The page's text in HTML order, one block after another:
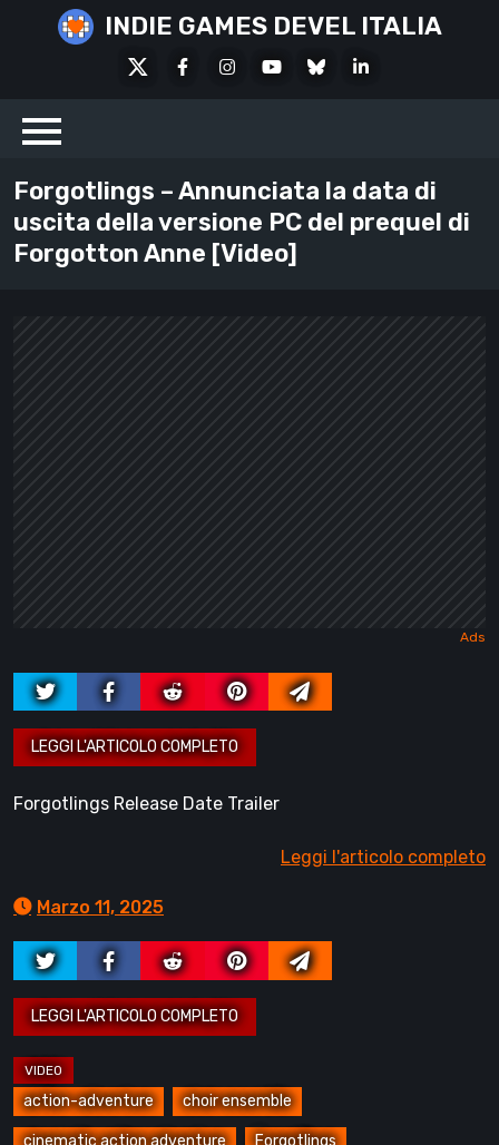
INDIE GAMES DEVEL ITALIA
FacebookInstagramYoutubeBlueskyLinkedIn
Forgotlings – Annunciata la data di
uscita della versione PC del prequel di
Forgotton Anne [Video]
Forgotlings Release Date Trailer
Leggi l'articolo completo
Marzo 11, 2025
action-adventure choir ensemble
cinematic action adventure Forgotlings